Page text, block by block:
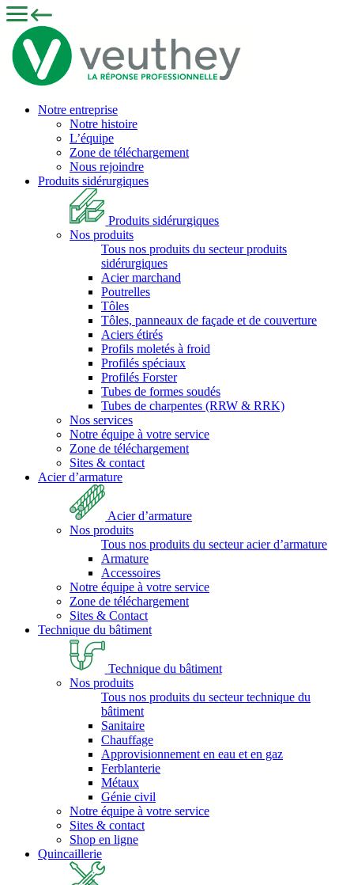
Notre entreprise
Notre histoire
L’équipe
Zone de téléchargement
Nous rejoindre
Produits sidérurgiques
Produits sidérurgiques
Nos produits
Tous nos produits du secteur produits
sidérurgiques
Acier marchand
Poutrelles
Tôles
Tôles, panneaux de façade et de couverture
Aciers étirés
Profils moletés à froid
Profilés spéciaux
Profilés Forster
Tubes de formes soudés
Tubes de charpentes (RRW & RRK)
Nos services
Notre équipe à votre service
Zone de téléchargement
Sites & contact
Acier d’armature
Acier d’armature
Nos produits
Tous nos produits du secteur acier d’armature
Armature
Accessoires
Notre équipe à votre service
Zone de téléchargement
Sites & Contact
Technique du bâtiment
Technique du bâtiment
Nos produits
Tous nos produits du secteur technique du
bâtiment
Sanitaire
Chauffage
Approvisionnement en eau et en gaz
Ferblanterie
Métaux
Génie civil
Notre équipe à votre service
Sites & contact
Shop en ligne
Quincaillerie